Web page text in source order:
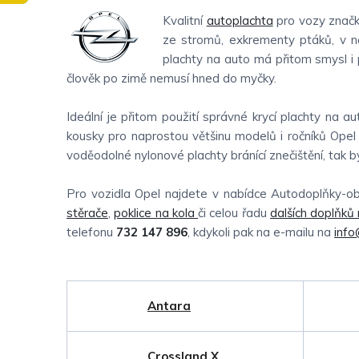
Kvalitní autoplachta pro vozy
ze stromů, exkrementy ptáků, v
plachty na auto má přitom smysl i
člověk po zimě nemusí hned do myčky.
Ideální je přitom použití správné krycí plachty na
kousky pro naprostou většinu modelů i ročníků
voděodolné nylonové plachty bránící znečištění, tak
Pro vozidla Opel najdete v nabídce Autodoplňky-
stěrače,poklice na kolači celou řadu dalších doplňků
telefonu 732 147 896, kdykoli pak na e-mailu na
Antara